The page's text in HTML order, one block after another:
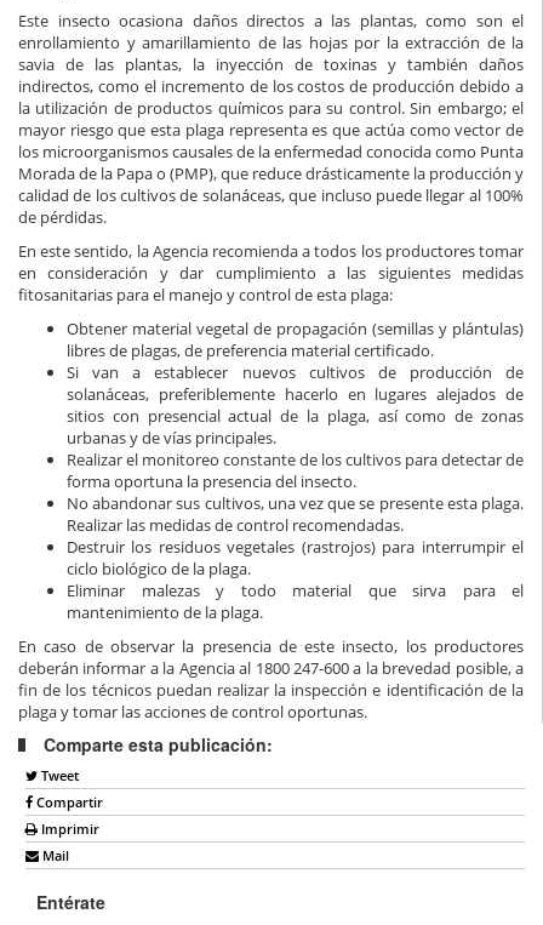
Este insecto ocasiona daños directos a las plantas, como son el
enrollamiento y amarillamiento de las hojas por la extracción de la
savia de las plantas, la inyección de toxinas y también daños
indirectos, como el incremento de los costos de producción debido a
la utilización de productos químicos para su control. Sin embargo; el
mayor riesgo que esta plaga representa es que actúa como vector de
los microorganismos causales de la enfermedad conocida como Punta
Morada de la Papa o (PMP), que reduce drásticamente la producción y
calidad de los cultivos de solanáceas, que incluso puede llegar al 100%
de pérdidas.
En este sentido, la Agencia recomienda a todos los productores tomar
en consideración y dar cumplimiento a las siguientes medidas
fitosanitarias para el manejo y control de esta plaga:
Obtener material vegetal de propagación (semillas y plántulas)
libres de plagas, de preferencia material certificado.
Si van a establecer nuevos cultivos de producción de
solanáceas, preferiblemente hacerlo en lugares alejados de
sitios con presencial actual de la plaga, así como de zonas
urbanas y de vías principales.
Realizar el monitoreo constante de los cultivos para detectar de
forma oportuna la presencia del insecto.
No abandonar sus cultivos, una vez que se presente esta plaga.
Realizar las medidas de control recomendadas.
Destruir los residuos vegetales (rastrojos) para interrumpir el
ciclo biológico de la plaga.
Eliminar malezas y todo material que sirva para el
mantenimiento de la plaga.
En caso de observar la presencia de este insecto, los productores
deberán informar a la Agencia al 1800 247-600 a la brevedad posible, a
fin de los técnicos puedan realizar la inspección e identificación de la
plaga y tomar las acciones de control oportunas.
Comparte esta publicación:
Tweet
Compartir
Imprimir
Mail
Entérate